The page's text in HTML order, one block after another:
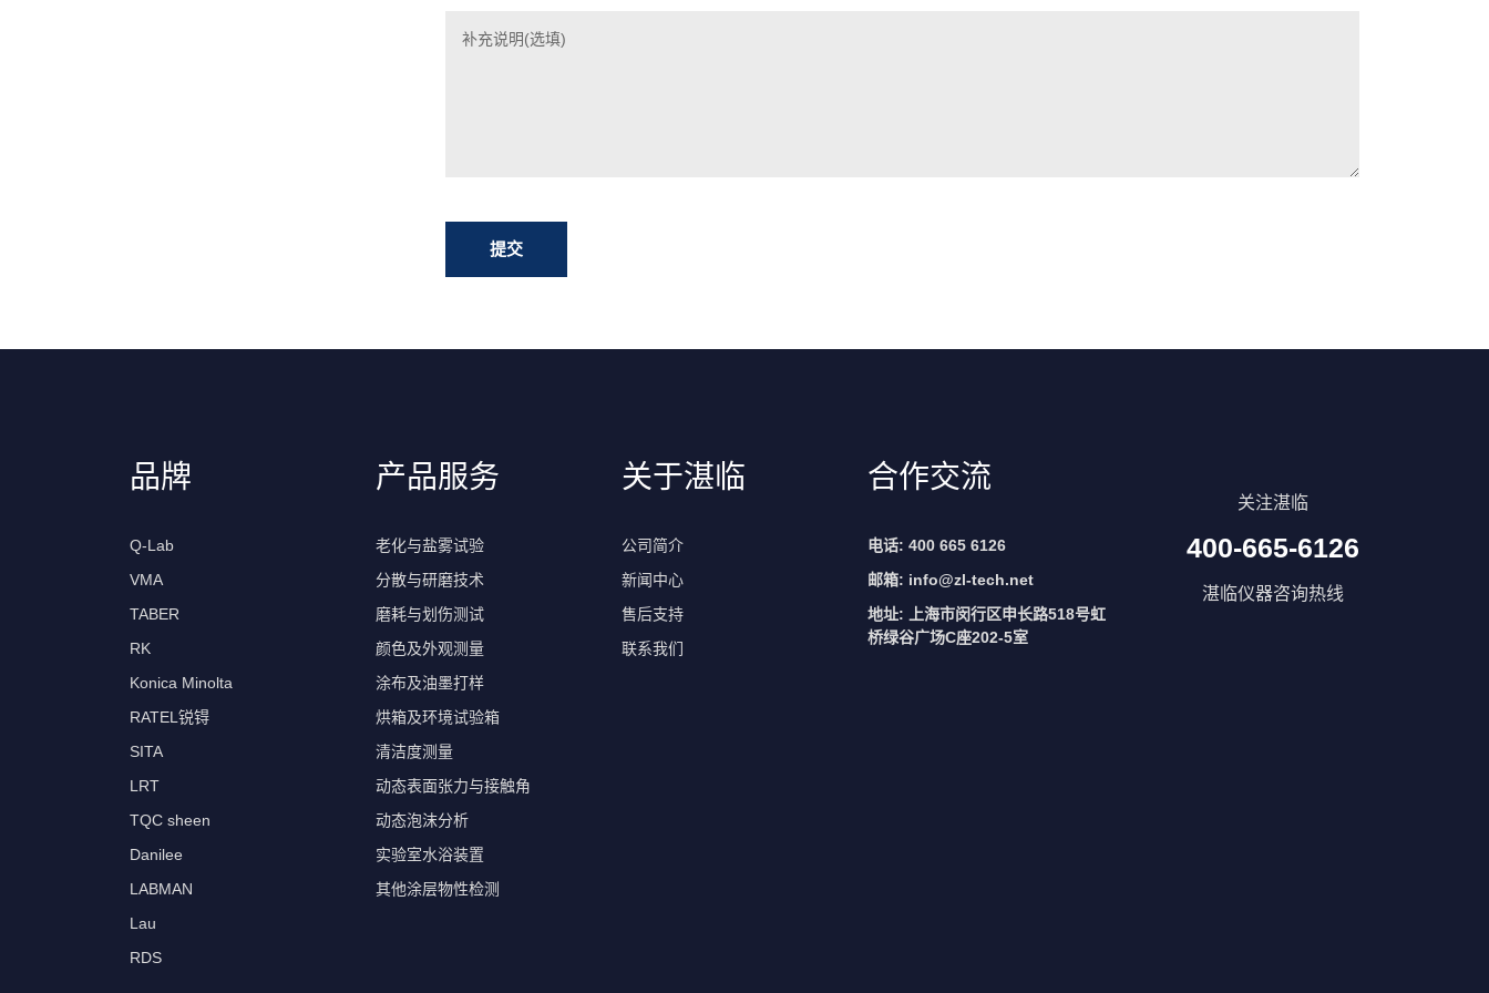
品牌
Q-Lab
VMA
TABER
RK
Konica Minolta
RATEL锐锝
SITA
LRT
TQC sheen
Danilee
LABMAN
Lau
RDS
产品服务
老化与盐雾试验
分散与研磨技术
磨耗与划伤测试
颜色及外观测量
涂布及油墨打样
烘箱及环境试验箱
清洁度测量
动态表面张力与接触角
动态泡沫分析
实验室水浴装置
其他涂层物性检测
关于湛临
公司简介
新闻中心
售后支持
联系我们
合作交流
电话: 400 665 6126
邮箱: info@zl-tech.net
地址: 上海市闵行区申长路518号虹
桥绿谷广场C座202-5室
关注湛临
400-665-6126
湛临仪器咨询热线